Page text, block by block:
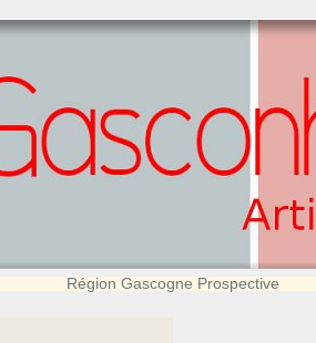
Région Gascogne Prospective